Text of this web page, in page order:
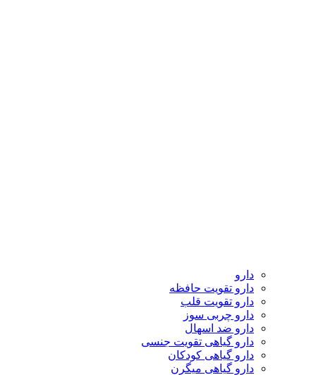
دارو
دارو تقویت حافظه
دارو تقویت قلب
دارو چربی سوز
دارو ضد اسهال
دارو گیاهی تقویت جنسی
دارو گیاهی کودکان
دارو گیاهی میگرن